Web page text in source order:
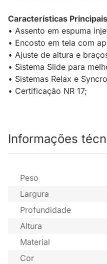
Características
• Assento em espuma
• Encosto em tela com
• Ajuste de altura e
• Sistema Slide para
• Sistemas Relax e
• Certificação NR 17;
Informações
Peso
Largura
Profundidade
Altura
Material
Cor